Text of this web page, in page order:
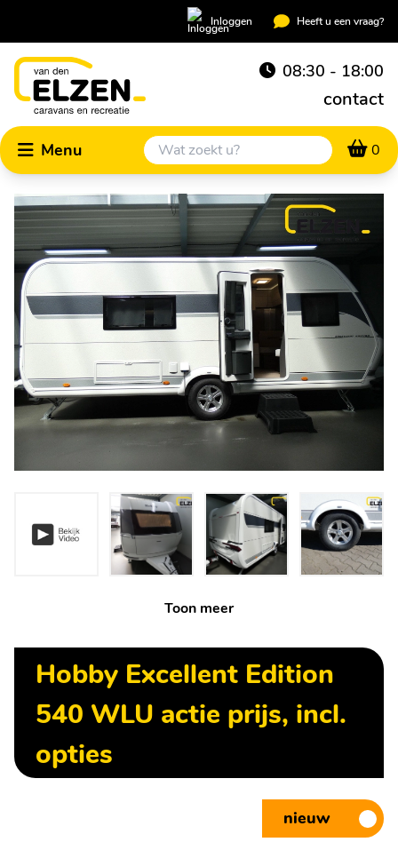
Inloggen Heeft u een vraag?
08:30 - 18:00
contact
Menu 0
Toon meer
Hobby Excellent Edition
540 WLU actie prijs, incl.
opties
nieuw